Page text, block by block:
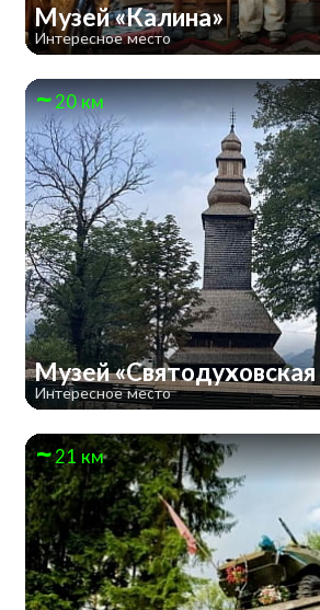
Музей «Калина»
Интересное место
20 км
Музей
Интересное место
21 км